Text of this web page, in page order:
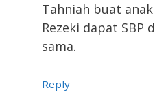
Tahniah buat
Rezeki dapat SBP
sama.
Reply